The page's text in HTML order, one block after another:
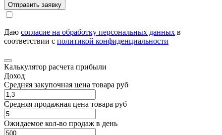
Отправить заявку
Даю согласие на обработку персональных данных в
соответствии с политикой конфиденциальности
Калькулятор расчета прибыли
Доход
Средняя закупочная цена товара руб
Средняя продажная цена товара руб
Ожидаемое кол-во продаж в день